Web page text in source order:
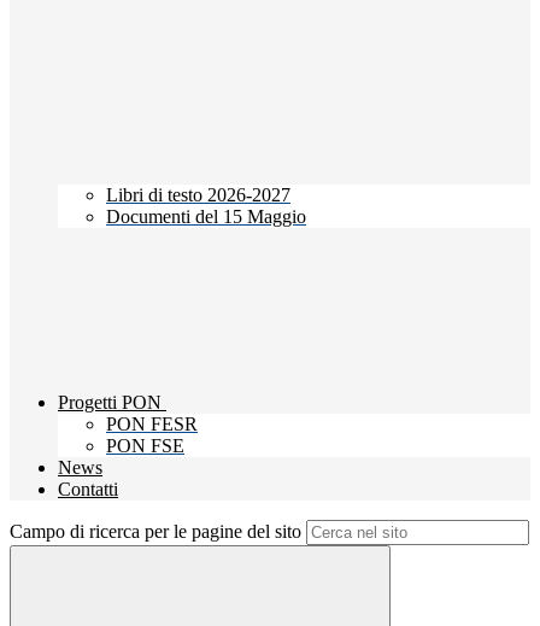
Libri di testo 2026-2027
Documenti del 15 Maggio
Progetti PON
PON FESR
PON FSE
News
Contatti
Campo di ricerca per le pagine del sito